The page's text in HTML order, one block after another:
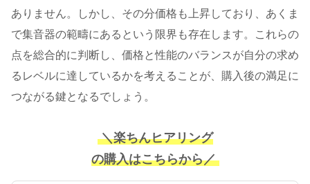
ありません。しかし、その分価格も上昇しており、あくま
で集音器の範疇にあるという限界も存在します。これらの
点を総合的に判断し、価格と性能のバランスが自分の求め
るレベルに達しているかを考えることが、購入後の満足に
つながる鍵となるでしょう。
＼楽ちんヒアリング
の購入はこちらから／